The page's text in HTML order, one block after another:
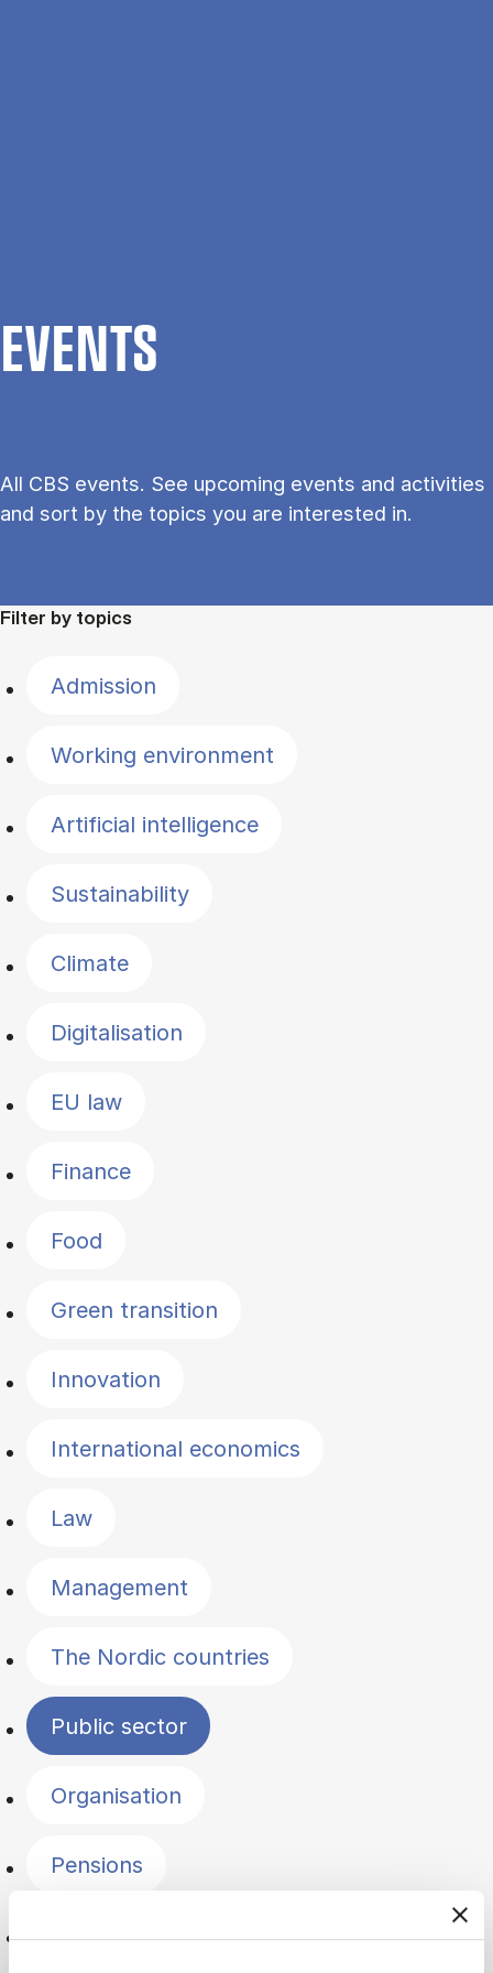
EVENTS
All CBS events. See upcoming events and activities
and sort by the topics you are interested in.
Filter by topics
Admission
Working environment
Artificial intelligence
Sustainability
Climate
Digitalisation
EU law
Finance
Food
Green transition
Innovation
International economics
Law
Management
The Nordic countries
Public sector
Organisation
Pensions
Politics